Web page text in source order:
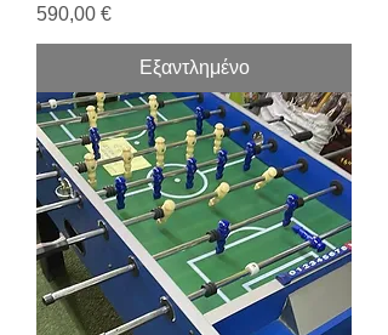
Τιμή
590,00 €
Εξαντλημένο